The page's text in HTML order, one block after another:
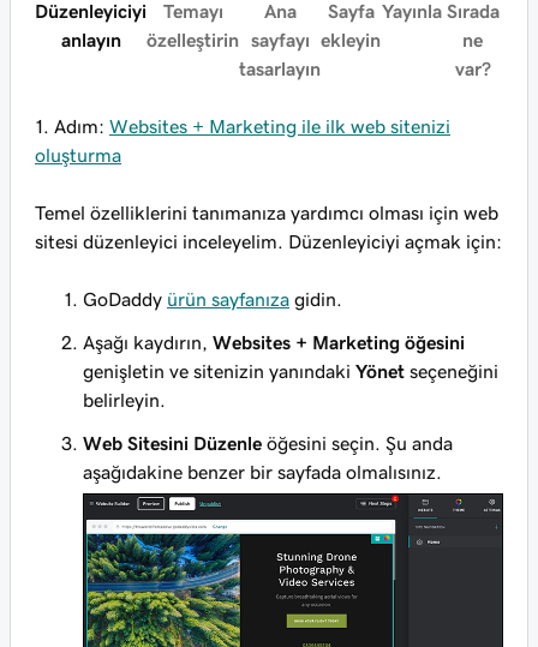
Düzenleyiciyi
anlayın
Temayı
özelleştirin
Ana
sayfayı
tasarlayın
Sayfa
ekleyin
Yayınla Sırada
ne
var?
1. Adım: Websites + Marketing ile ilk web sitenizi
oluşturma
Temel özelliklerini tanımanıza yardımcı olması için web
sitesi düzenleyici inceleyelim. Düzenleyiciyi açmak için:
GoDaddy ürün sayfanıza gidin.
Aşağı kaydırın, Websites + Marketing öğesini
genişletin ve sitenizin yanındaki Yönet seçeneğini
belirleyin.
Web Sitesini Düzenle öğesini seçin. Şu anda
aşağıdakine benzer bir sayfada olmalısınız.